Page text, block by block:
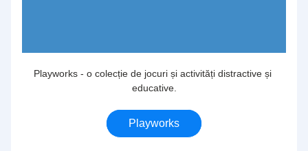
Playworks - o colecție de jocuri și activități distractive și
educative.
Playworks